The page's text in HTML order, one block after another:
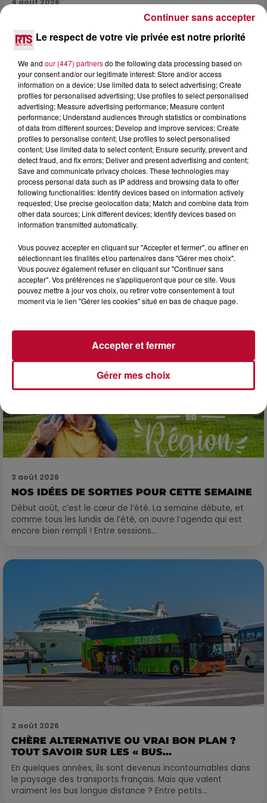
4 août 2026
HÉRAULT, PYRÉNÉES-ORIENTALES : TROIS
SPOTS DE SNORKELING À EXPLORER...
Pas besoin de bouteilles de plongée lourdes ni de diplômes
masque, un tuba et une paire de palmes...
3 août 2026
SOIRÉE DJ PLAYA
3 août 2026
NOS IDÉES DE SORTIES POUR CETTE SEMAINE
Début août, c’est le cœur de l’été. La semaine débute, et
comme tous les lundis de l’été, on ouvre l’agenda qui est
encore bien rempli ! Entre sessions...
2 août 2026
CHÈRE ALTERNATIVE OU VRAI BON PLAN ?
TOUT SAVOIR SUR LES « BUS...
En quelques années, ils sont devenus incontournables dans
le paysage des transports français. Mais que valent
vraiment les bus longue distance ? Entre petits...
Le respect de votre vie privée est notre priorité
We and our (447) partnersdo the following data processing based on
your consent and/or our legitimate interest: Store and/or access
information on a device; Use limited data to select advertising; Create
profiles for personalised advertising; Use profiles to select personalised
advertising; Measure advertising performance; Measure content
performance; Understand audiences through statistics or combinations
of data from different sources; Develop and improve services; Create
profiles to personalise content; Use profiles to select personalised
content; Use limited data to select content; Ensure security, prevent and
detect fraud, and fix errors; Deliver and present advertising and content;
Save and communicate privacy choices. These technologies may
process personal data such as IP address and browsing data to offer
following functionalities: Identify devices based on information actively
requested; Use precise geolocation data; Match and combine data from
other data sources; Link different devices; Identify devices based on
information transmitted automatically.
Vous pouvez accepter en cliquant sur "Accepter et fermer", ou affiner en
sélectionnant les finalités et/ou partenaires dans "Gérer mes choix".
Vous pouvez également refuser en cliquant sur "Continuer sans
accepter". Vos préférences ne s'appliqueront que pour ce site. Vous
pouvez mettre à jour vos choix, ou retirer votre consentement à tout
moment via le lien "Gérer les cookies" situé en bas de chaque page.
Gérer mes choix
Accepter et fermer
Continuer sans accepter